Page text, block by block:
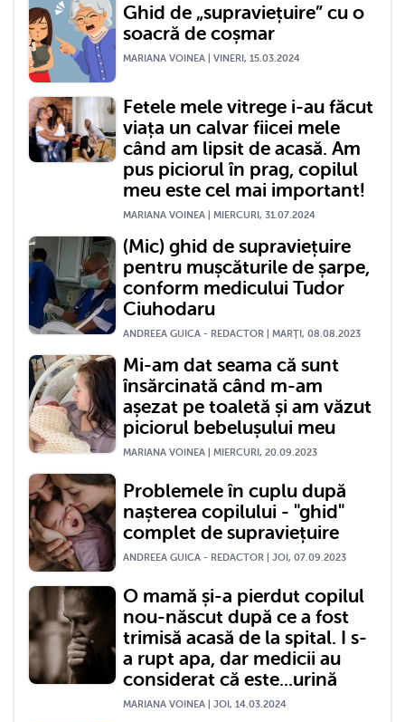
Ghid de „supraviețuire” cu o
soacră de coșmar
MARIANA VOINEA | VINERI, 15.03.2024
Fetele mele vitrege i-au făcut
viața un calvar fiicei mele
când am lipsit de acasă. Am
pus piciorul în prag, copilul
meu este cel mai important!
MARIANA VOINEA | MIERCURI, 31.07.2024
(Mic) ghid de supraviețuire
pentru mușcăturile de șarpe,
conform medicului Tudor
Ciuhodaru
ANDREEA GUICA - REDACTOR | MARŢI, 08.08.2023
Mi-am dat seama că sunt
însărcinată când m-am
așezat pe toaletă și am văzut
piciorul bebelușului meu
MARIANA VOINEA | MIERCURI, 20.09.2023
Problemele în cuplu după
nașterea copilului - "ghid"
complet de supraviețuire
ANDREEA GUICA - REDACTOR | JOI, 07.09.2023
O mamă și-a pierdut copilul
nou-născut după ce a fost
trimisă acasă de la spital. I s-
a rupt apa, dar medicii au
considerat că este...urină
MARIANA VOINEA | JOI, 14.03.2024